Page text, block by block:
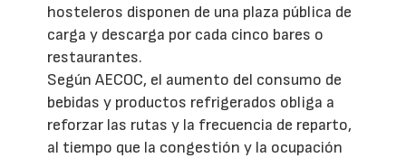
hosteleros disponen de una plaza pública de
carga y descarga por cada cinco bares o
restaurantes.
Según AECOC, el aumento del consumo de
bebidas y productos refrigerados obliga a
reforzar las rutas y la frecuencia de reparto,
al tiempo que la congestión y la ocupación